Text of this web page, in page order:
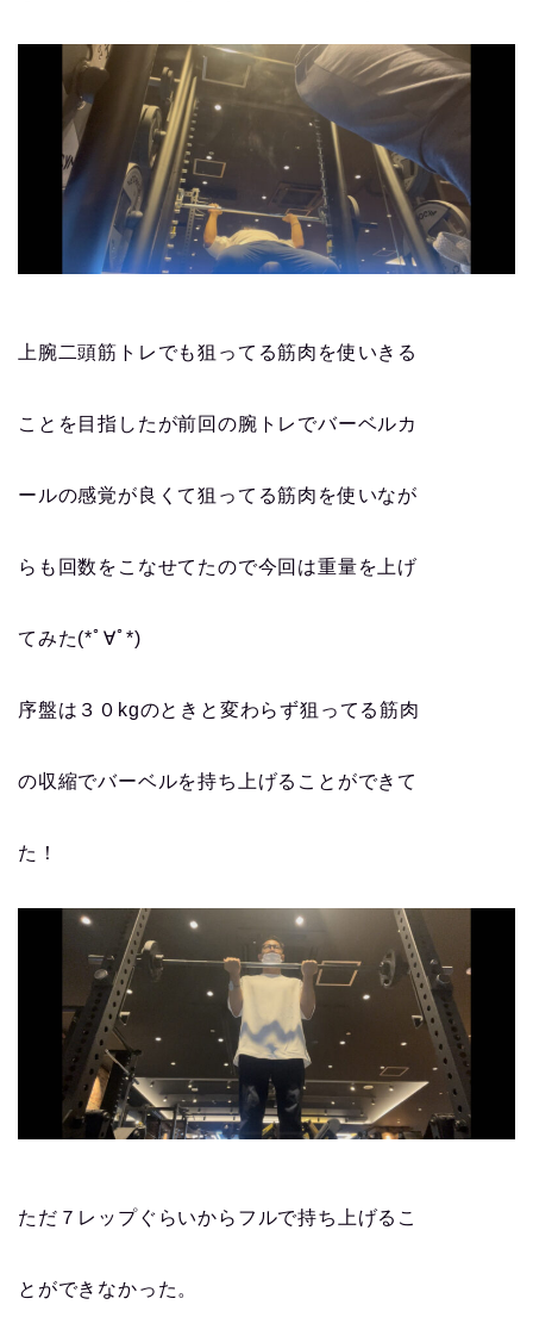
上腕二頭筋トレでも狙ってる筋肉を使いきる
ことを目指したが前回の腕トレでバーベルカ
ールの感覚が良くて狙ってる筋肉を使いなが
らも回数をこなせてたので今回は重量を上げ
てみた(*ﾟ∀ﾟ*)
序盤は３０kgのときと変わらず狙ってる筋肉
の収縮でバーベルを持ち上げることができて
た！
ただ７レップぐらいからフルで持ち上げるこ
とができなかった。